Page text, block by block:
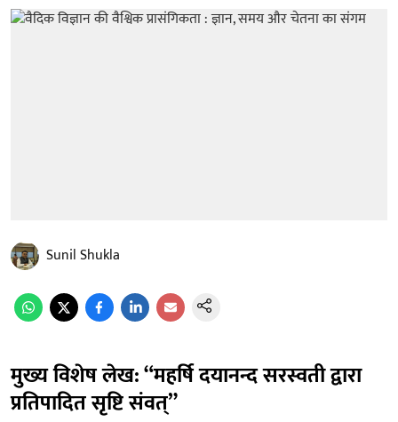
Sunil Shukla
मुख्य विशेष लेख: “महर्षि दयानन्द सरस्वती द्वारा
प्रतिपादित सृष्टि संवत्”